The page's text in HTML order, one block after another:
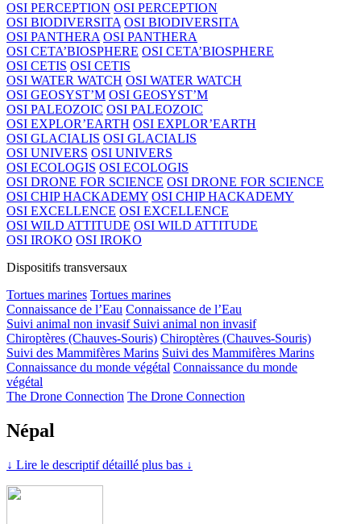
OSI PERCEPTION OSI PERCEPTION
OSI BIODIVERSITA OSI BIODIVERSITA
OSI PANTHERA OSI PANTHERA
OSI CETA’BIOSPHERE OSI CETA’BIOSPHERE
OSI CETIS OSI CETIS
OSI WATER WATCH OSI WATER WATCH
OSI GEOSYST’M OSI GEOSYST’M
OSI PALEOZOIC OSI PALEOZOIC
OSI EXPLOR’EARTH OSI EXPLOR’EARTH
OSI GLACIALIS OSI GLACIALIS
OSI UNIVERS OSI UNIVERS
OSI ECOLOGIS OSI ECOLOGIS
OSI DRONE FOR SCIENCE OSI DRONE FOR SCIENCE
OSI CHIP HACKADEMY OSI CHIP HACKADEMY
OSI EXCELLENCE OSI EXCELLENCE
OSI WILD ATTITUDE OSI WILD ATTITUDE
OSI IROKO OSI IROKO
Dispositifs transversaux
Tortues marines Tortues marines
Connaissance de l’Eau Connaissance de l’Eau
Suivi animal non invasif Suivi animal non invasif
Chiroptères (Chauves-Souris) Chiroptères (Chauves-Souris)
Suivi des Mammifères Marins Suivi des Mammifères Marins
Connaissance du monde végétal Connaissance du monde
végétal
The Drone Connection The Drone Connection
Népal
↓ Lire le descriptif détaillé plus bas ↓